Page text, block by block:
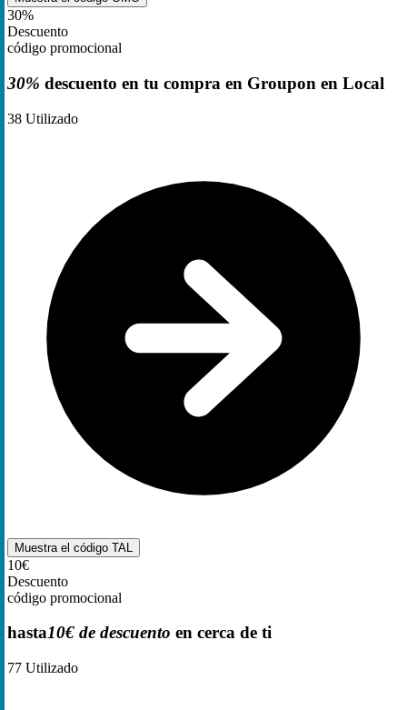
30%
Descuento
código promocional
30% descuento en tu compra en Groupon en Local
38 Utilizado
Muestra el código TAL
10€
Descuento
código promocional
hasta10€ de descuento en cerca de ti
77 Utilizado